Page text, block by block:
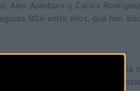
Alex Aranburu y Carlos
RGA entre ellos, que han
han logrado integrarse en la
de Sa Creu han vuelto a